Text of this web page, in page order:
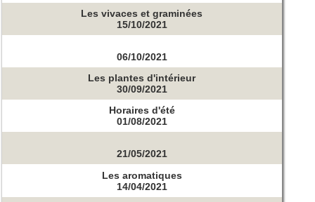
Les vivaces et graminées
15/10/2021
06/10/2021
Les plantes d'intérieur
30/09/2021
Horaires d'été
01/08/2021
21/05/2021
Les aromatiques
14/04/2021